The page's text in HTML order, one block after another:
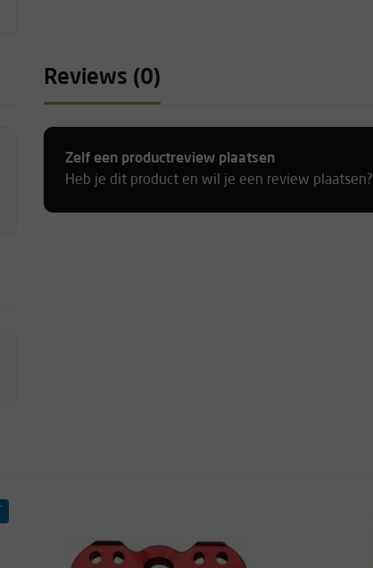
Reviews (0)
Zelf een productreview plaatsen
Heb je dit product en wil je een review plaatsen?